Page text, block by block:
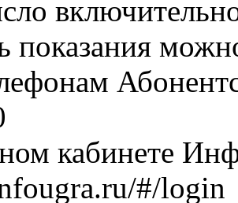
показания
кабинете
#/login